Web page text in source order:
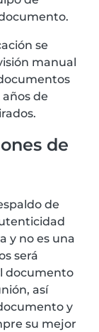
se
manual
de
de
de
y no es una
será
documento
así
y
su mejor